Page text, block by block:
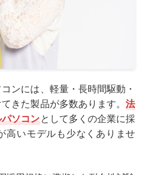
ンには、軽量・長時間駆動・
きた製品が多数あります。法
ソコンとして多くの企業に採
高いモデルも少なくありませ